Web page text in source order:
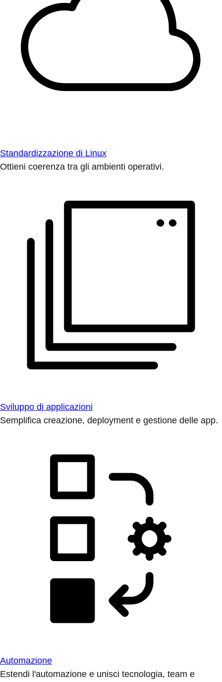
Standardizzazione di Linux
Ottieni coerenza tra gli ambienti operativi.
Sviluppo di applicazioni
Semplifica creazione, deployment e gestione delle app.
Automazione
Estendi l'automazione e unisci tecnologia, team e